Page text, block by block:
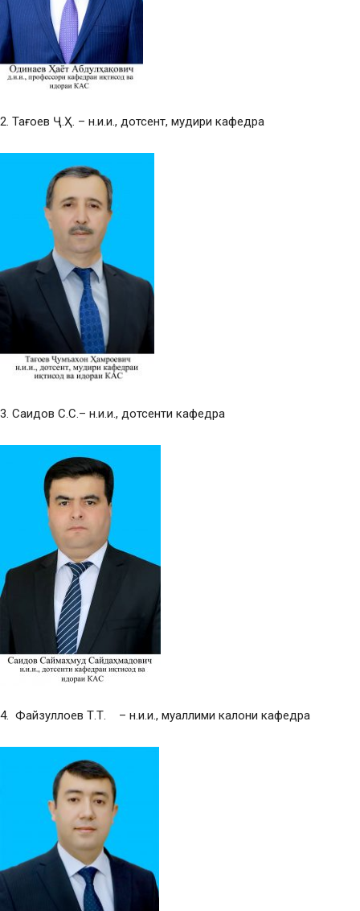
2. Тағоев Ҷ.Ҳ. – н.и.и., дотсент, мудири кафедра
3. Саидов С.С.– н.и.и., дотсенти кафедра
4. Файзуллоев Т.Т. – н.и.и., муаллими калони кафедра